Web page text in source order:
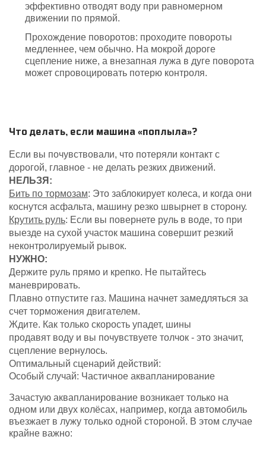
эффективно отводят воду при равномерном
движении по прямой.
Прохождение поворотов: проходите повороты
медленнее, чем обычно. На мокрой дороге
сцепление ниже, а внезапная лужа в дуге поворота
может спровоцировать потерю контроля.
Что делать, если машина «поплыла»?
Если вы почувствовали, что потеряли контакт с
дорогой, главное - не делать резких движений.
НЕЛЬЗЯ:
Бить по тормозам: Это заблокирует колеса, и когда они
коснутся асфальта, машину резко швырнет в сторону.
Крутить руль: Если вы повернете руль в воде, то при
выезде на сухой участок машина совершит резкий
неконтролируемый рывок.
НУЖНО:
Держите руль прямо и крепко. Не пытайтесь
маневрировать.
Плавно отпустите газ. Машина начнет замедляться за
счет торможения двигателем.
Ждите. Как только скорость упадет, шины
продавят воду и вы почувствуете толчок - это значит,
сцепление вернулось.
Оптимальный сценарий действий:
Особый случай: Частичное аквапланирование
Зачастую аквапланирование возникает только на
одном или двух колёсах, например, когда автомобиль
въезжает в лужу только одной стороной. В этом случае
крайне важно: